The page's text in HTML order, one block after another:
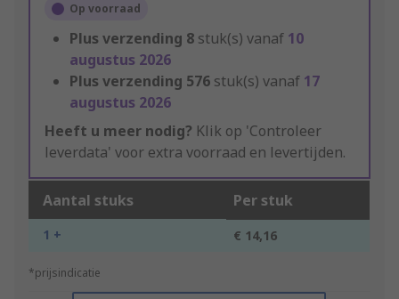
Op voorraad
Plus verzending 8 stuk(s) vanaf 10
augustus 2026
Plus verzending 576 stuk(s) vanaf 17
augustus 2026
Heeft u meer nodig? Klik op 'Controleer
leverdata' voor extra voorraad en levertijden.
Aantal stuks Per stuk
1 + € 14,16
*prijsindicatie